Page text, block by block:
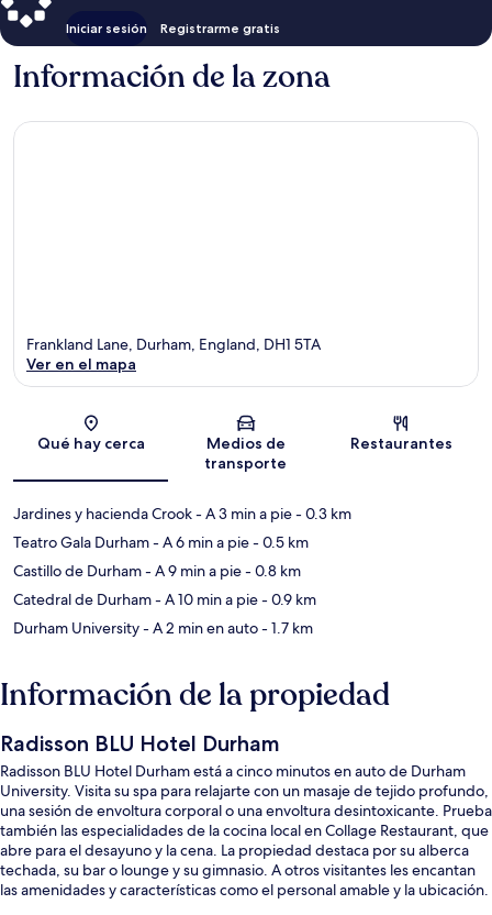
Iniciar sesión Registrarme gratis
Información de la zona
Sección del mapa
Frankland Lane, Durham, England, DH1 5TA
Ver en el mapa
Qué hay cerca
Medios de
transporte
Restaurantes
Jardines y hacienda Crook- A 3 min a pie- 0.3 km
Teatro Gala Durham- A 6 min a pie- 0.5 km
Castillo de Durham- A 9 min a pie- 0.8 km
Catedral de Durham- A 10 min a pie- 0.9 km
Durham University- A 2 min en auto- 1.7 km
Información de la propiedad
Radisson BLU Hotel Durham
Radisson BLU Hotel Durham está a cinco minutos en auto de Durham
University. Visita su spa para relajarte con un masaje de tejido profundo,
una sesión de envoltura corporal o una envoltura desintoxicante. Prueba
también las especialidades de la cocina local en Collage Restaurant, que
abre para el desayuno y la cena. La propiedad destaca por su alberca
techada, su bar o lounge y su gimnasio. A otros visitantes les encantan
las amenidades y características como el personal amable y la ubicación.